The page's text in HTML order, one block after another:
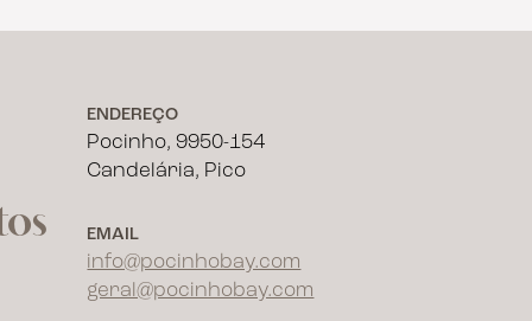
ENDEREÇO
Pocinho, 9950-154
Candelária, Pico
EMAIL
info@pocinhobay.com
geral@pocinhobay.com